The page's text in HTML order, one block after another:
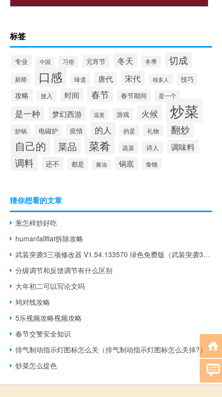
标签
专业 中国 习俗 元宵节 冬天 冬季 切成
厨师 口感 味道 唐代 宋代 很多人 技巧
攻略 放入 时间 春节 春节期间 是一个
是一种 梦幻西游 温度 游戏 火候 炒菜
炒锅 电磁炉 疫情 的人 的是 礼物 翻炒
自己的 菜品 菜肴 蔬菜 诗人 调味料
调料 还不 都是 酱油 锅底 食物
猜你想看的文章
葱怎样炒好吃
humanfallflat拆除攻略
武装突袭3三项修改器 V1.54.133570 绿色免费版（武装突袭3三项修改器 V1.54.133570 绿色免费版功能简介）
分级调节和反馈调节有什么区别
大年初二可以写论文吗
鸠对线攻略
5乐视频攻略视频攻略
春节交警安全知识
排气制动指示灯图标怎么关（排气制动指示灯图标怎么关掉?）
炒菜怎么提色